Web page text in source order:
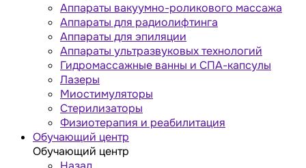
Аппараты вакуумно-роликового массажа
Аппараты для радиолифтинга
Аппараты для эпиляции
Аппараты ультразвуковых технологий
Гидромассажные ванны и СПА-капсулы
Лазеры
Миостимуляторы
Стерилизаторы
Физиотерапия и реабилитация
Обучающий центр
Обучающий центр